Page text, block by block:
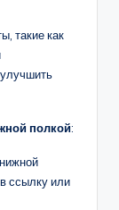
такие как
полкой:
ссылку или